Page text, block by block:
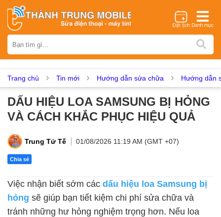
iPhone Samsung Oppo Xiaomi Realme Vivo
Nokia
Asus Sony Vertu LG Tecno
Dịch vụ sửa chữa
Thay pin Ép kính Thay camera
Thay loa Thay kính lưng Thay vỏ Thay chân sạc
Màn hình Xiaomi Màn hình Realme Màn hình Vivo
Trang chủ Tin mới Hướng dẫn sửa chữa Hướng dẫn
DẤU HIỆU LOA SAMSUNG BỊ HỎNG
VÀ CÁCH KHẮC PHỤC HIỆU QUẢ
Trung Tử Tế 01/08/2026 11:19 AM (GMT +07)
Chia sẻ
Việc nhận biết sớm các dấu hiệu loa Samsung bị
hỏng sẽ giúp bạn tiết kiệm chi phí sửa chữa và
tránh những hư hỏng nghiệm trọng hơn. Nếu loa